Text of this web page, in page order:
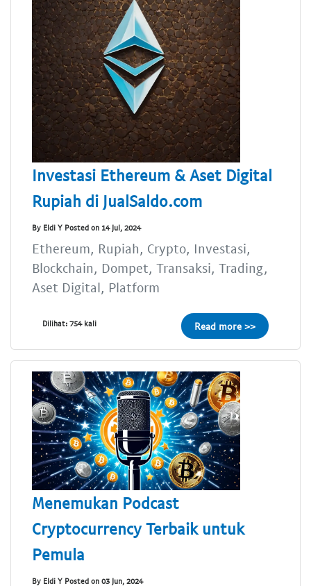
Investasi Ethereum & Aset Digital
Rupiah di JualSaldo.com
By Eldi Y Posted on 14 Jul, 2024
Ethereum, Rupiah, Crypto, Investasi,
Blockchain, Dompet, Transaksi, Trading,
Aset Digital, Platform
Dilihat: 754 kali Read more >>
Menemukan Podcast
Cryptocurrency Terbaik untuk
Pemula
By Eldi Y Posted on 03 Jun, 2024